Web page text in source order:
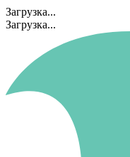
Загрузка...
Загрузка...